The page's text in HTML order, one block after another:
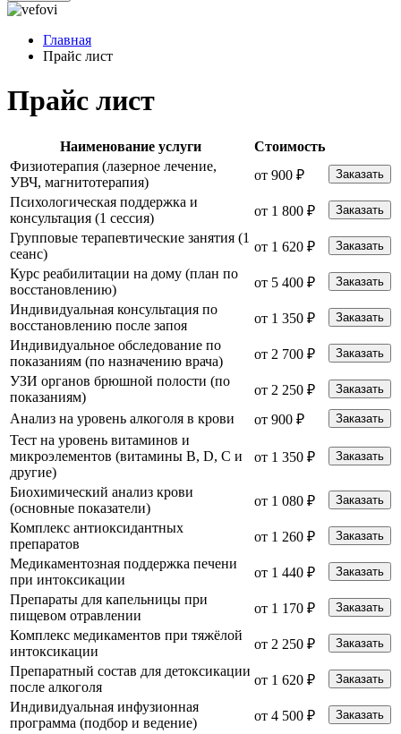
Главная
Прайс лист
Прайс лист
Наименование услуги
Стоимость
Физиотерапия (лазерное лечение,
УВЧ, магнитотерапия)
от 900 ₽ Заказать
Психологическая поддержка и
консультация (1 сессия)
от 1 800 ₽ Заказать
Групповые терапевтические занятия (1
сеанс)
от 1 620 ₽ Заказать
Курс реабилитации на дому (план по
восстановлению)
от 5 400 ₽ Заказать
Индивидуальная консультация по
восстановлению после запоя
от 1 350 ₽ Заказать
Индивидуальное обследование по
показаниям (по назначению врача)
от 2 700 ₽ Заказать
УЗИ органов брюшной полости (по
показаниям)
от 2 250 ₽ Заказать
Анализ на уровень алкоголя в крови от 900 ₽ Заказать
Тест на уровень витаминов и
микроэлементов (витамины B, D, C и
другие)
от 1 350 ₽ Заказать
Биохимический анализ крови
(основные показатели)
от 1 080 ₽ Заказать
Комплекс антиоксидантных
препаратов
от 1 260 ₽ Заказать
Медикаментозная поддержка печени
при интоксикации
от 1 440 ₽ Заказать
Препараты для капельницы при
пищевом отравлении
от 1 170 ₽ Заказать
Комплекс медикаментов при тяжёлой
интоксикации
от 2 250 ₽ Заказать
Препаратный состав для детоксикации
после алкоголя
от 1 620 ₽ Заказать
Индивидуальная инфузионная
программа (подбор и ведение)
от 4 500 ₽ Заказать